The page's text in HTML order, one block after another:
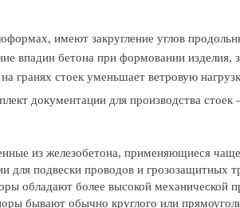
имеют закругление углов
впадин бетона при формовании
гранях стоек уменьшает ветровую
документации для производства
из железобетона, применяющиеся
для подвески проводов и грозозащитных
обладают более высокой
бывают обычно круглого или